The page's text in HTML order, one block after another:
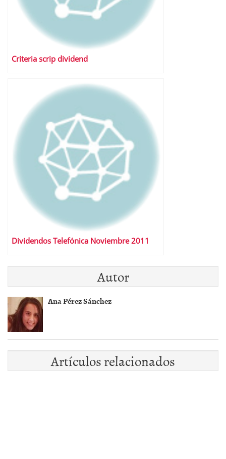
Criteria scrip dividend
Dividendos Telefónica Noviembre 2011
Autor
Ana Pérez Sánchez
Artículos relacionados